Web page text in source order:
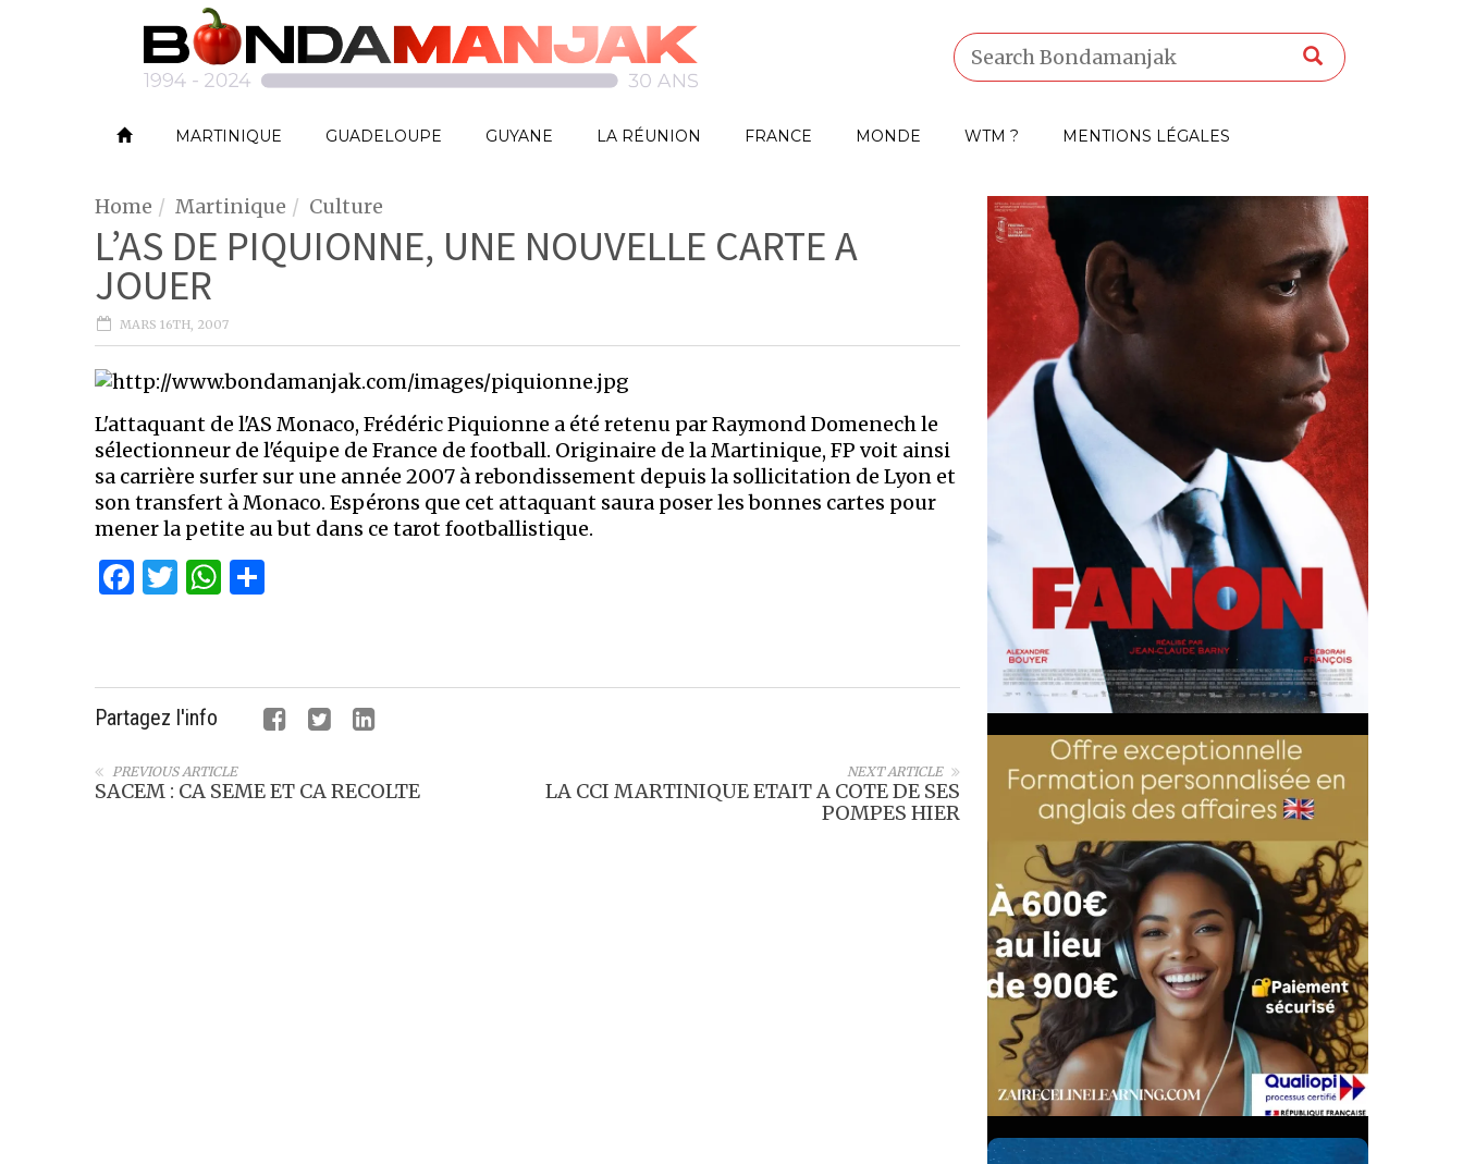
MARTINIQUE GUADELOUPE GUYANE LA RÉUNION FRANCE MONDE WTM ? MENTIONS LÉGALES
Home Martinique Culture
L’AS DE PIQUIONNE, UNE NOUVELLE CARTE A
JOUER
MARS 16TH, 2007
L'attaquant de l'AS Monaco, Frédéric Piquionne a été retenu par Raymond Domenech le
sélectionneur de l'équipe de France de football. Originaire de la Martinique, FP voit ainsi
sa carrière surfer sur une année 2007 à rebondissement depuis la sollicitation de Lyon et
son transfert à Monaco. Espérons que cet attaquant saura poser les bonnes cartes pour
mener la petite au but dans ce tarot footballistique.
Facebook
Twitter
WhatsApp
Partagez l'info
NEXT ARTICLE
LA CCI MARTINIQUE ETAIT A COTE DE SES
POMPES HIER
PREVIOUS ARTICLE
SACEM : CA SEME ET CA RECOLTE